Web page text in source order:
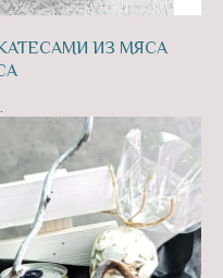
ИЗ МЯСА